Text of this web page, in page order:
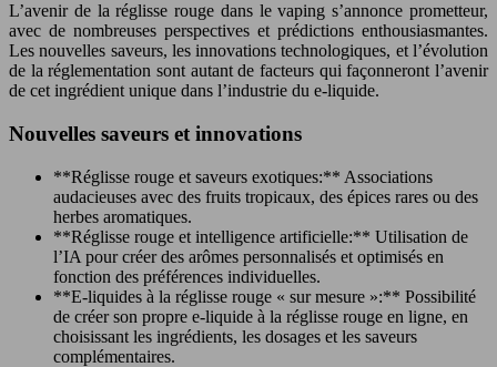
L’avenir de la réglisse rouge dans le vaping s’annonce prometteur,
avec de nombreuses perspectives et prédictions enthousiasmantes.
Les nouvelles saveurs, les innovations technologiques, et l’évolution
de la réglementation sont autant de facteurs qui façonneront l’avenir
de cet ingrédient unique dans l’industrie du e-liquide.
Nouvelles saveurs et innovations
**Réglisse rouge et saveurs exotiques:** Associations
audacieuses avec des fruits tropicaux, des épices rares ou des
herbes aromatiques.
**Réglisse rouge et intelligence artificielle:** Utilisation de
l’IA pour créer des arômes personnalisés et optimisés en
fonction des préférences individuelles.
**E-liquides à la réglisse rouge « sur mesure »:** Possibilité
de créer son propre e-liquide à la réglisse rouge en ligne, en
choisissant les ingrédients, les dosages et les saveurs
complémentaires.